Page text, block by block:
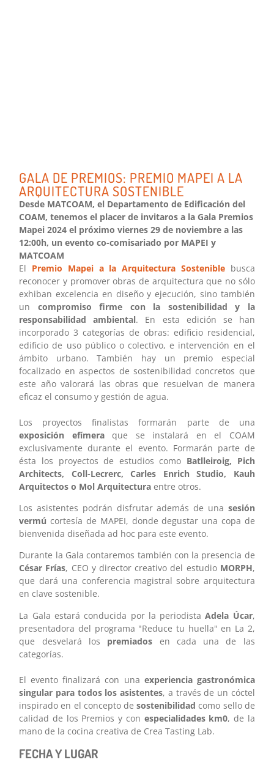
GALA DE PREMIOS: PREMIO MAPEI A LA
ARQUITECTURA SOSTENIBLE
Desde MATCOAM, el Departamento de Edificación del
COAM, tenemos el placer de invitaros a la Gala Premios
Mapei 2024 el próximo viernes 29 de noviembre a las
12:00h, un evento co-comisariado por MAPEI y
MATCOAM
El Premio Mapei a la Arquitectura Sosteniblebusca
reconocer y promover obras de arquitectura que no sólo
exhiban excelencia en diseño y ejecución, sino también
un compromiso firme con la sostenibilidad y la
responsabilidad ambiental. En esta edición se han
incorporado 3 categorías de obras: edificio residencial,
edificio de uso público o colectivo, e intervención en el
ámbito urbano. También hay un premio especial
focalizado en aspectos de sostenibilidad concretos que
este año valorará las obras que resuelvan de manera
eficaz el consumo y gestión de agua.
Los proyectos finalistas formarán parte de una
exposición efímeraque se instalará en el COAM
exclusivamente durante el evento. Formarán parte de
ésta los proyectos de estudios como Batlleiroig, Pich
Architects, Coll-Lecrerc, Carles Enrich Studio, Kauh
Arquitectos o Mol Arquitectura entre otros.
Los asistentes podrán disfrutar además de una sesión
vermú cortesía de MAPEI, donde degustar una copa de
bienvenida diseñada ad hoc para este evento.
Durante la Gala contaremos también con la presencia de
César Frías, CEO y director creativo del estudio MORPH,
que dará una conferencia magistral sobre arquitectura
en clave sostenible.
La Gala estará conducida por la periodistaAdela Úcar,
presentadora del programa "Reduce tu huella" en La 2,
que desvelará los premiados en cada una de las
categorías.
El evento finalizará con una experiencia gastronómica
singular para todos los asistentes, a través de un cóctel
inspirado en el concepto desostenibilidadcomo sello de
calidad de los Premios y con especialidades km0, de la
mano de la cocina creativa de Crea Tasting Lab.
FECHA Y LUGAR